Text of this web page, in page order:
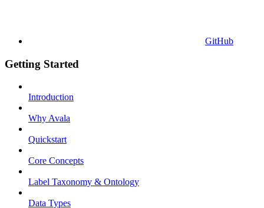
GitHub
Getting Started
Introduction
Why Avala
Quickstart
Core Concepts
Label Taxonomy & Ontology
Data Types